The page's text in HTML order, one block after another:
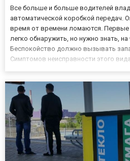
Все больше и больше водителей
автоматической коробкой передач.
время от времени ломаются.
легко обнаружить, но нужно знать,
Беспокойство должно вызывать
Симптомов неисправности этого
трансмиссий...